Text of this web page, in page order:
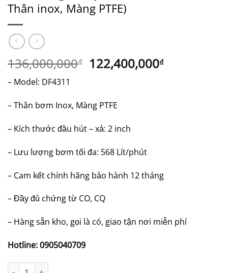
Thân inox, Màng PTFE)
136,000,000₫ Giá
136,000,000₫.
122,400,000₫Giá
– Model: DF4311
– Thân bơm Inox, Màng PTFE
– Kích thước đầu hút – xả: 2 inch
– Lưu lượng bơm tối đa: 568 Lít/phút
– Cam kết chính hãng bảo hành 12 tháng
– Đầy đủ chứng từ CO, CQ
– Hàng sẵn kho, gọi là có, giao tận nơi miễn phí
Hotline: 0905040709
Bơm màng Husky 2150 DF4311 (2”, Thân inox, Màng PTFE) số